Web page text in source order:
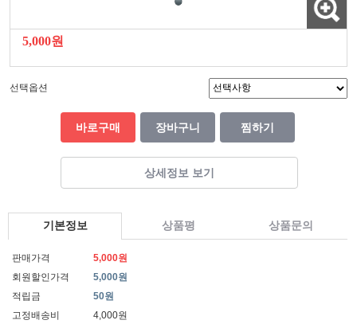
5,000원
선택옵션
바로구매 장바구니 찜하기
상세정보 보기
기본정보 상품평 상품문의
판매가격
5,000원
회원할인가격
5,000원
적립금
50원
고정배송비
4,000원